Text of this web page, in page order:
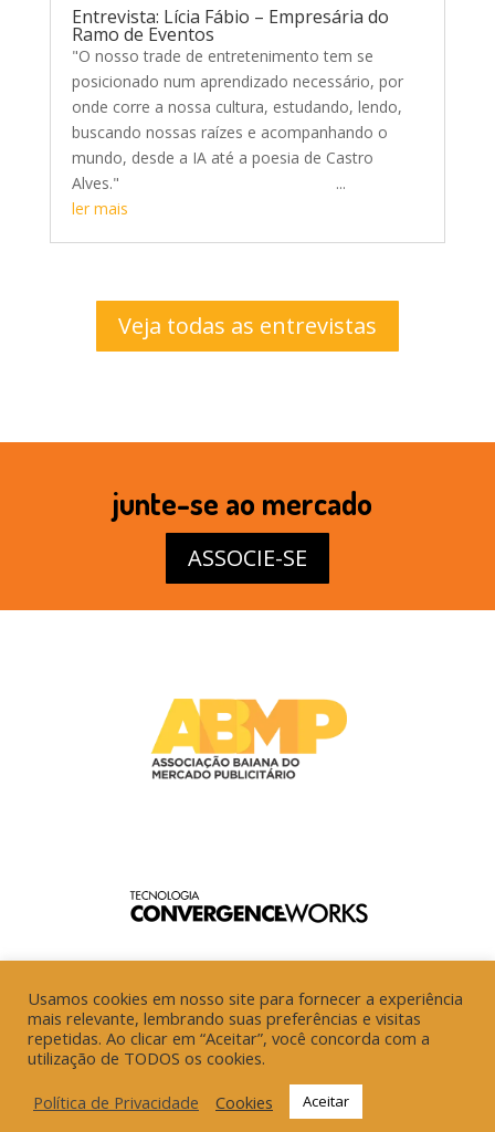
Entrevista: Lícia Fábio – Empresária do
Ramo de Eventos
"O nosso trade de entretenimento tem se
posicionado num aprendizado necessário, por
onde corre a nossa cultura, estudando, lendo,
buscando nossas raízes e acompanhando o
mundo, desde a IA até a poesia de Castro
Alves." ...
ler mais
Veja todas as entrevistas
junte-se ao mercado
ASSOCIE-SE
Usamos cookies em nosso site para fornecer a experiência
mais relevante, lembrando suas preferências e visitas
repetidas. Ao clicar em “Aceitar”, você concorda com a
utilização de TODOS os cookies.
Política de Privacidade
Cookies Aceitar